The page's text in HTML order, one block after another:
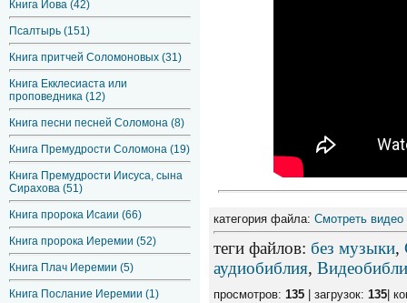
Книга Иова (42)
Псалтырь (151)
Книга притчей Соломоновых (31)
Книга Екклесиаста или
проповедника (12)
Книга песни песней Соломона (8)
Книга Премудрости Соломона (19)
Книга Премудрости Иисуса, сына
Сирахова (51)
Книга пророка Исаии (66)
Книга пророка Иеремии (52)
Книга Плач Иеремии (5)
Книга Послание Иеремии (1)
категория файла: Смотреть
теги файлов: без музыки,
аудиобиблия,
просмотров: 135 | загрузок: 135 |